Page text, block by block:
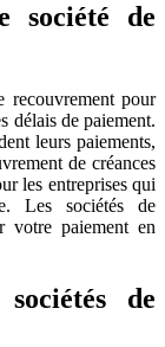
société de
recouvrement pour
délais de paiement.
leurs paiements,
de créances
les entreprises qui
Les sociétés de
votre paiement en
de